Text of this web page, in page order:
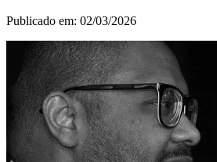
Publicado em: 02/03/2026